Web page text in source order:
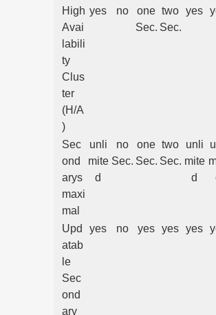
High
Avai
labili
ty
Clus
ter
(H/A
)
yes no
one
Sec.
two
Sec.
yes
Sec
ond
arys
maxi
mal
unli
mite
d
no
Sec.
one
Sec.
two
Sec.
unli
mite
d
Upd
atab
le
Sec
ond
ary
yes no yes yes yes